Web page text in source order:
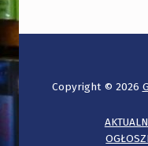
Copyright © 2026